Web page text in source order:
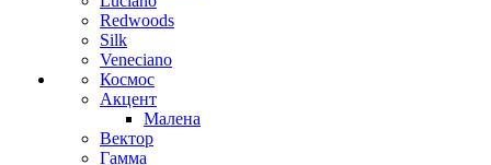
Redwoods
Silk
Veneciano
Космос
Акцент
Малена
Вектор
Гамма